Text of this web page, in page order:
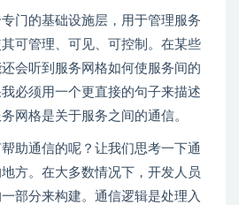
门的基础设施层，用于管理服务
可管理、可见、可控制。在某些
会听到服务网格如何使服务间的
必须用一个更直接的句子来描述
网格是关于服务之间的通信。
助通信的呢？让我们思考一下通
方。在大多数情况下，开发人员
部分来构建。通信逻辑是处理入